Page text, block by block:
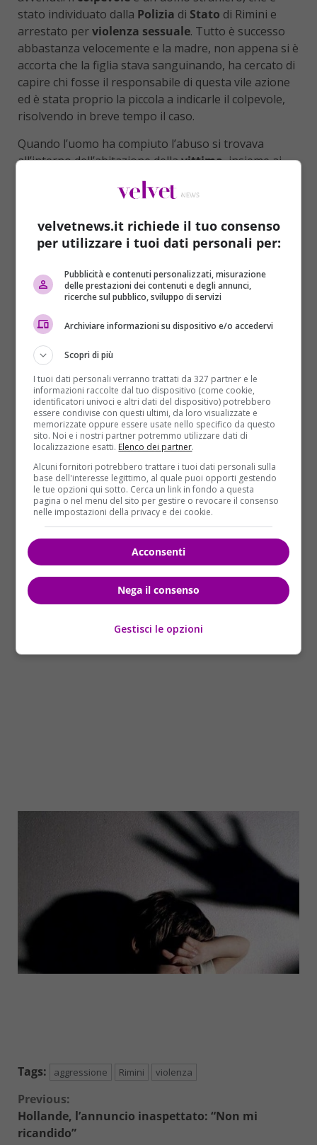
stato individuato dalla Polizia di Stato di Rimini e
arrestato perviolenza sessuale. Tutto è successo
abbastanza velocemente e la madre, non appena si è
accorta che la figlia stava sanguinando, ha cercato di
capire chi fosse il responsabile di questa vile azione
ed è stata proprio la piccola a indicarle il colpevole,
risolvendo in breve tempo il caso.
Quando l’uomo ha compiuto l’abuso si trovava
all’interno dell’abitazione dellavittima, insieme ai
della bambina e altri ospiti che in quel
momento erano presenti nell’appartamento.
saputo riconoscere con prontezza chi le aveva
procurato lelesioni , dopo essere stata interrogata
fuga, precipitandosi fuori nella speranza di
dileguarsi. Tuttavia a nulla è servita la sua corsa
perché è stato immediatamente intercettato dalle
forze dell’ordine.
A occupasi del caso sono stati gli uomini della
Squadra Mobilespecializzati inreati sessuali
contro iminori. L’aggressore, al momento del
fermo, riportava ancora le tracce dell’abuso che
aveva compiuto, provando di fatto la sua
colpevolezza. Così è stato portato prima in questura
e poi in carcere. L’arresto è stato disposto dal
sostituto procuratoreDavide Ercolani. La bambina,
invece, è stata portata alPronto Soccorsoper
ricevere le cure necessarie dopo laviolenza
La soluzione del caso è stata molto semplice grazie
alla cristallizzazione delle prove scientifiche in loco,
ma gli inquirenti avrebbero voluto mantenere un
maggiore riserbo su questo episodio.
Tags: aggressione Rimini violenza
Continue
Reading
Previous:
Hollande, l’annuncio inaspettato: “Non mi
ricandido”
velvetnews.it richiede il tuo consenso
per utilizzare i tuoi dati personali per:
Pubblicità e contenuti personalizzati, misurazione
delle prestazioni dei contenuti e degli annunci,
ricerche sul pubblico, sviluppo di servizi
Archiviare informazioni su dispositivo e/o accedervi
Scopri di più
I tuoi dati personali verranno trattati da 327 partner e le
informazioni raccolte dal tuo dispositivo (come cookie,
identificatori univoci e altri dati del dispositivo) potrebbero
essere condivise con questi ultimi, da loro visualizzate e
memorizzate oppure essere usate nello specifico da questo
sito. Noi e i nostri partner potremmo utilizzare dati di
localizzazione esatti. Elenco dei partner.
Alcuni fornitori potrebbero trattare i tuoi dati personali sulla
base dell'interesse legittimo, al quale puoi opporti gestendo
le tue opzioni qui sotto. Cerca un link in fondo a questa
pagina o nel menu del sito per gestire o revocare il consenso
nelle impostazioni della privacy e dei cookie.
Acconsenti
Nega il consenso
Gestisci le opzioni